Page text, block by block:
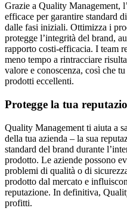
Grazie a Quality Management,
efficace per garantire standard
dalle fasi iniziali. Ottimizza i
protegge l’integrità del brand,
rapporto costi-efficacia. I team
meno tempo a rintracciare
valore e conoscenza, così che
prodotti eccellenti.
Protegge la tua
Quality Management ti aiuta a
della tua azienda – la sua
standard del brand durante
prodotto. Le aziende possono
problemi di qualità o di
prodotto dal mercato e
reputazione. In definitiva,
profitti.